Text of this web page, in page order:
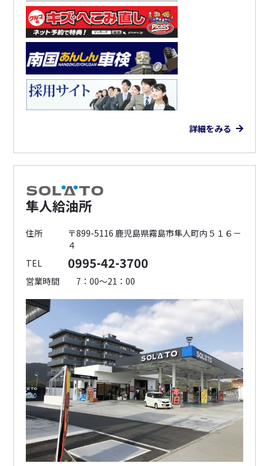
詳細をみる
隼人給油所
住所
〒899-5116 鹿児島県霧島市隼人町内５１６－
４
TEL
0995-42-3700
営業時間 7：00～21：00